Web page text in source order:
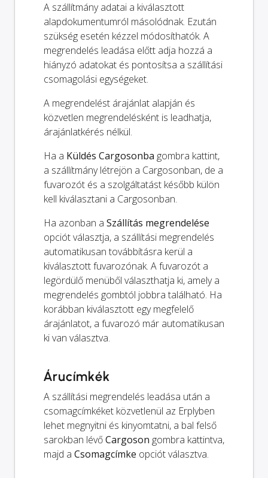
A szállítmány adatai a kiválasztott
alapdokumentumról másolódnak. Ezután
szükség esetén kézzel módosíthatók. A
megrendelés leadása előtt adja hozzá a
hiányzó adatokat és pontosítsa a szállítási
csomagolási egységeket.
A megrendelést árajánlat alapján és
közvetlen megrendelésként is leadhatja,
árajánlatkérés nélkül.
Ha a Küldés Cargosonba gombra kattint,
a szállítmány létrejön a Cargosonban, de a
fuvarozót és a szolgáltatást később külön
kell kiválasztani a Cargosonban.
Ha azonban a Szállítás megrendelése
opciót választja, a szállítási megrendelés
automatikusan továbbításra kerül a
kiválasztott fuvarozónak. A fuvarozót a
legördülő menüből választhatja ki, amely a
megrendelés gombtól jobbra található. Ha
korábban kiválasztott egy megfelelő
árajánlatot, a fuvarozó már automatikusan
ki van választva.
Árucímkék
A szállítási megrendelés leadása után a
csomagcímkéket közvetlenül az Erplyben
lehet megnyitni és kinyomtatni, a bal felső
sarokban lévőCargoson gombra kattintva,
majd a Csomagcímke opciót választva.